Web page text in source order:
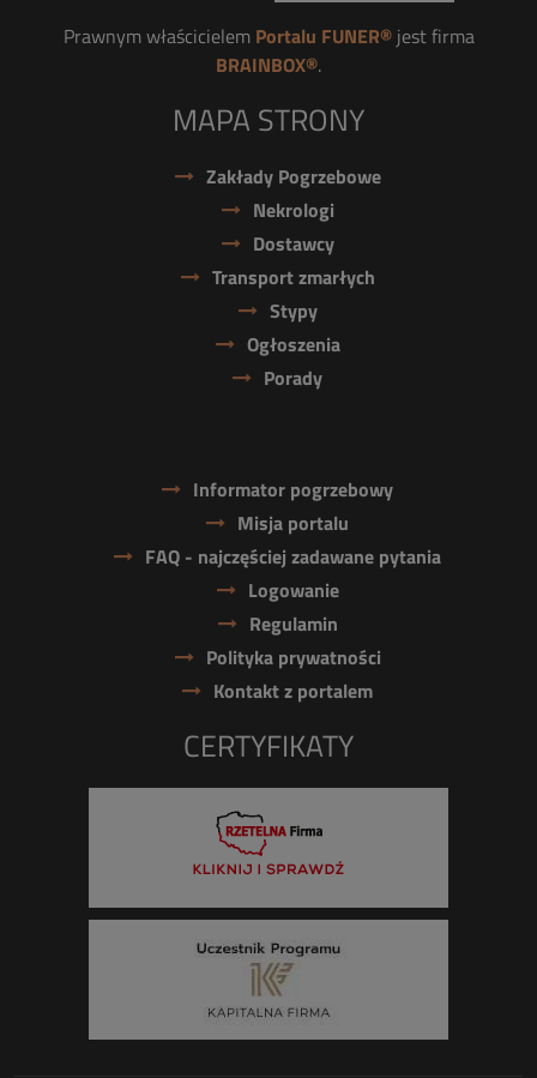
Prawnym właścicielem Portalu FUNER®jest firma
BRAINBOX®.
MAPA STRONY
Zakłady Pogrzebowe
Nekrologi
Dostawcy
Transport zmarłych
Stypy
Ogłoszenia
Porady
Informator pogrzebowy
Misja portalu
FAQ - najczęściej zadawane pytania
Logowanie
Regulamin
Polityka prywatności
Kontakt z portalem
CERTYFIKATY